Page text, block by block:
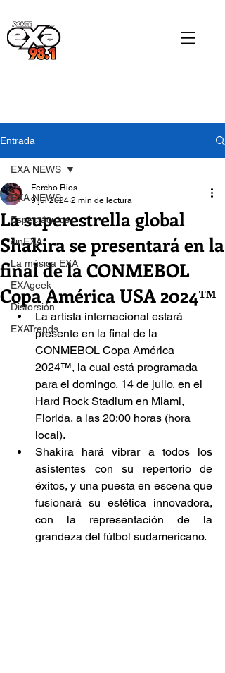
Entrada
EXA NEWS
Espectáculos
cinEXA
La música EXA
EXAgeek
Distorsión
EXATrends
EXA NEWS
La superestrella global
Shakira se presentará en la
final de la CONMEBOL
Copa América USA 2024™
Fercho Rios
9 jul 2024 2 min de lectura
La artista internacional estará
presente en la final de la
CONMEBOL Copa América
2024™️, la cual está programada
para el domingo, 14 de julio, en el
Hard Rock Stadium en Miami,
Florida, a las 20:00 horas (hora
local).
Shakira hará vibrar a todos los
asistentes con su repertorio de
éxitos, y una puesta en escena que
fusionará su estética innovadora,
con la representación de la
grandeza del fútbol sudamericano.